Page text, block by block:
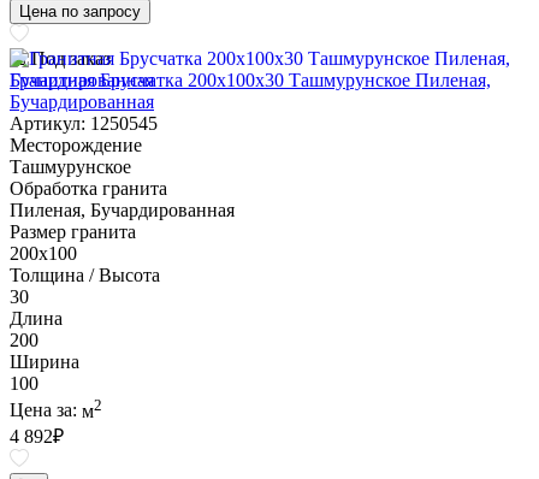
Цена по запросу
Под заказ
Гранитная Брусчатка 200х100x30 Ташмурунское Пиленая,
Бучардированная
Артикул: 1250545
Месторождение
Ташмурунское
Обработка гранита
Пиленая, Бучардированная
Размер гранита
200х100
Толщина / Высота
30
Длина
200
Ширина
100
Цена за: м2
4 892₽